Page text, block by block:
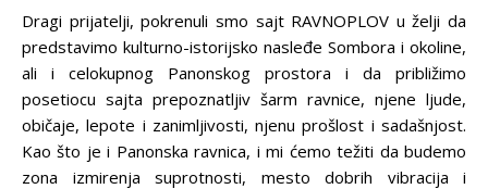
Dragi prijatelji, pokrenuli smo sajt RAVNOPLOV u želji da
predstavimo kulturno-istorijsko nasleđe Sombora i okoline,
ali i celokupnog Panonskog prostora i da približimo
posetiocu sajta prepoznatljiv šarm ravnice, njene ljude,
običaje, lepote i zanimljivosti, njenu prošlost i sadašnjost.
Kao što je i Panonska ravnica, i mi ćemo težiti da budemo
zona izmirenja suprotnosti, mesto dobrih vibracija i